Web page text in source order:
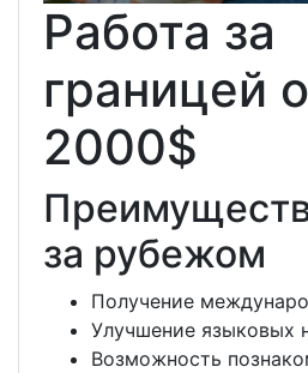
Работа за
границей
2000$
за рубежом
Получение
Улучшение языковых
Возможность